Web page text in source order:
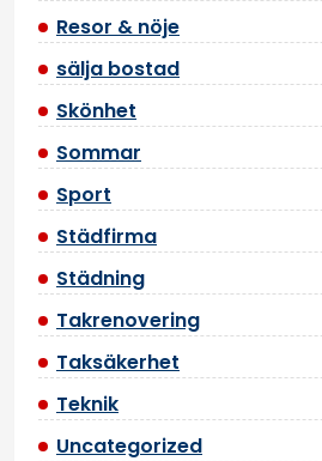
Resor & nöje
sälja bostad
Skönhet
Sommar
Sport
Städfirma
Städning
Takrenovering
Taksäkerhet
Teknik
Uncategorized